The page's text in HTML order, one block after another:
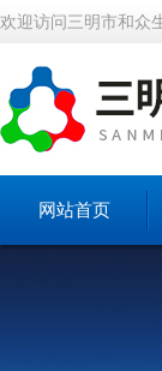
欢迎访问三明市和众
网站首页